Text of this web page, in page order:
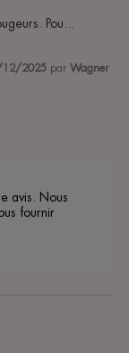
Pou
2025 par Wagner
avis. Nous
fournir